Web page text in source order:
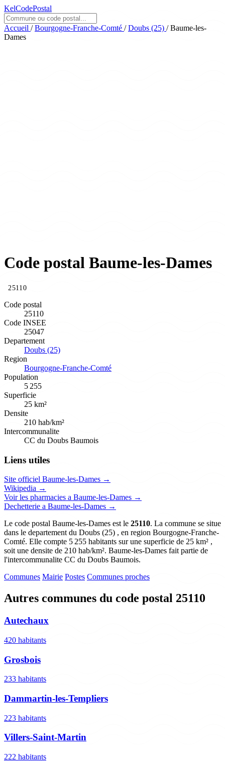
KelCodePostal
Accueil / Bourgogne-Franche-Comté / Doubs (25) / Baume-les-
Dames
Code postal Baume-les-Dames
25110
Code postal
25110
Code INSEE
25047
Departement
Doubs (25)
Region
Bourgogne-Franche-Comté
Population
5 255
Superficie
25 km²
Densite
210 hab/km²
Intercommunalite
CC du Doubs Baumois
Liens utiles
Site officiel Baume-les-Dames →
Wikipedia →
Voir les pharmacies a Baume-les-Dames →
Dechetterie a Baume-les-Dames →
Le code postal Baume-les-Dames est le 25110. La commune se situe
dans le departement du Doubs (25) , en region Bourgogne-Franche-
Comté. Elle compte 5 255 habitants sur une superficie de 25 km² ,
soit une densite de 210 hab/km². Baume-les-Dames fait partie de
l'intercommunalite CC du Doubs Baumois.
Communes Mairie Postes Communes proches
Autres communes du code postal 25110
Autechaux
420 habitants
Grosbois
233 habitants
Dammartin-les-Templiers
223 habitants
Villers-Saint-Martin
222 habitants